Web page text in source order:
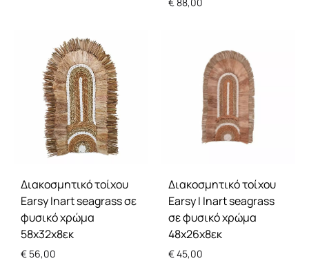
Διακοσμητικό τοίχου
Earsy Inart seagrass σε
φυσικό χρώμα
58x32x8εκ
€ 56,00
Διακοσμητικό τοίχου
Earsy I Inart seagrass
σε φυσικό χρώμα
48x26x8εκ
€45,00